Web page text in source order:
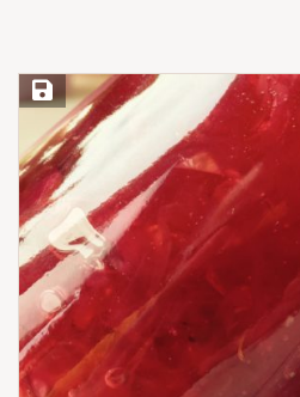
Save Recipe